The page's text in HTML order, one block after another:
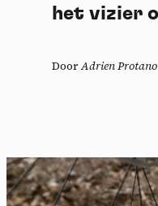
het vizier
DoorAdrien Protano